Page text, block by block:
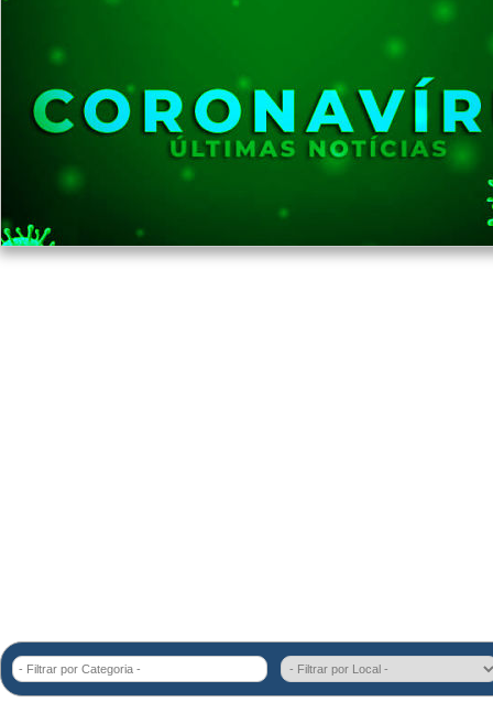
- Filtrar por Categoria -